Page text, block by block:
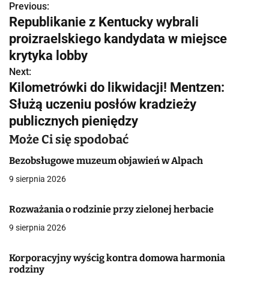
N
a
w
i
g
a
c
j
w
i
Previous:
Republikanie z Kentucky wybrali
proizraelskiego kandydata w miejsce
krytyka lobby
Next:
Kilometrówki do likwidacji! Mentzen:
Służą uczeniu posłów kradzieży
publicznych pieniędzy
Może Ci się spodobać
Bezobsługowe muzeum objawień w Alpach
9 sierpnia 2026
Rozważania o rodzinie przy zielonej herbacie
9 sierpnia 2026
Korporacyjny wyścig kontra domowa harmonia
rodziny